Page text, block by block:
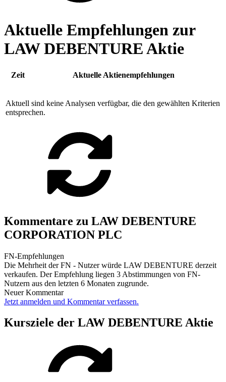
Aktuelle Empfehlungen zur
LAW DEBENTURE Aktie
Zeit Aktuelle Aktienempfehlungen
Aktuell sind keine Analysen verfügbar, die den gewählten Kriterien
entsprechen.
Kommentare zu LAW DEBENTURE
CORPORATION PLC
FN-Empfehlungen
Die Mehrheit der FN - Nutzer würde LAW DEBENTURE derzeit
verkaufen. Der Empfehlung liegen 3 Abstimmungen von FN-
Nutzern aus den letzten 6 Monaten zugrunde.
Neuer Kommentar
Jetzt anmelden und Kommentar verfassen.
Kursziele der LAW DEBENTURE Aktie